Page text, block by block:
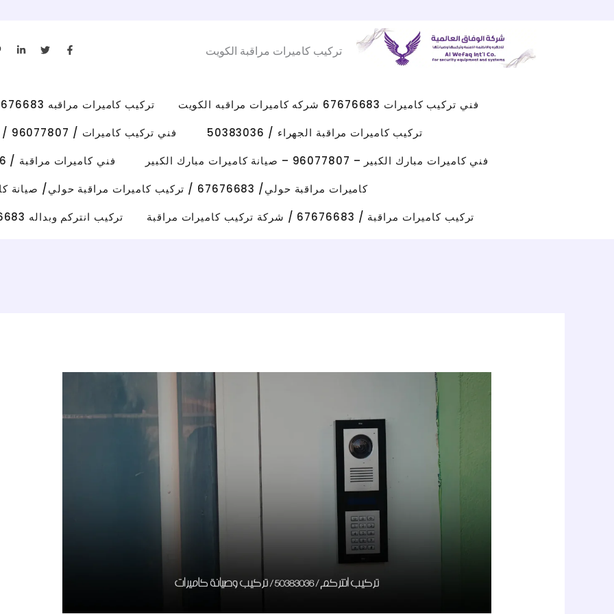
تركيب كاميرات مراقبة الكويت F
a
o
k
f
T
w
r
L
i
i
n
i
فني تركيب كاميرات 67676683 شركه كاميرات مراقبه الكويت
تركيب كاميرات مراقبه 67676683 رقم فني كاميرات مراقبه الكويت
تركيب كاميرات مراقبة الجهراء / 50383036
فني تركيب كاميرات / 96077807 / تركيب كاميرات الاحمدي
فني كاميرات مبارك الكبير – 96077807 – صيانة كاميرات مبارك الكبير
فني كاميرات مراقبة / 50383036 / تركيب كاميرات الفروانية
كاميرات مراقبة حولي/ 67676683 / تركيب كاميرات مراقبة حولي/ صيانة كاميرات حولي
تركيب كاميرات مراقبة / 67676683 / شركة تركيب كاميرات مراقبة
تركيب انتركم وبداله 67676683 فني تصليح انتركم وكاميرات